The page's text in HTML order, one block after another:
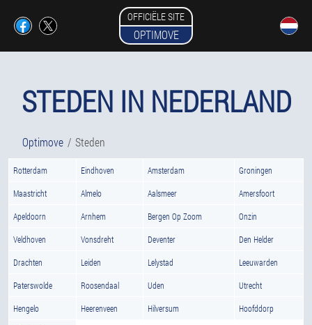
OFFICIËLE SITE
OPTIMOVE
STEDEN IN NEDERLAND
Optimove Steden
Rotterdam Eindhoven Amsterdam Groningen
Maastricht Almelo Aalsmeer Amersfoort
Apeldoorn Arnhem Bergen Op Zoom Onzin
Veldhoven Vonsdreht Deventer Den Helder
Drachten Leiden Lelystad Leeuwarden
Paterswolde Roosendaal Uden Utrecht
Hengelo Heerenveen Hilversum Hoofddorp